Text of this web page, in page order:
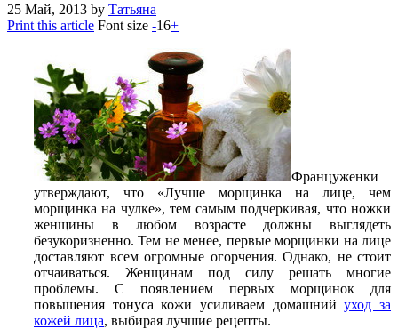
25 Май, 2013 by Татьяна
Print this article Font size -16+
Француженки
утверждают, что «Лучше морщинка на лице, чем
морщинка на чулке», тем самым подчеркивая, что ножки
женщины в любом возрасте должны выглядеть
безукоризненно. Тем не менее, первые морщинки на лице
доставляют всем огромные огорчения. Однако, не стоит
отчаиваться. Женщинам под силу решать многие
проблемы. С появлением первых морщинок для
повышения тонуса кожи усиливаем домашнийуход за
кожей лица, выбирая лучшие рецепты.